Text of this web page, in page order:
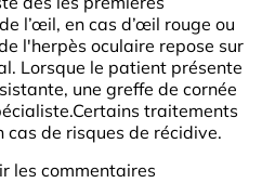
l’œil, en cas d’œil rouge ou
l'herpès oculaire repose sur
Lorsque le patient présente
une greffe de cornée
traitements
de risques de récidive.
les commentaires